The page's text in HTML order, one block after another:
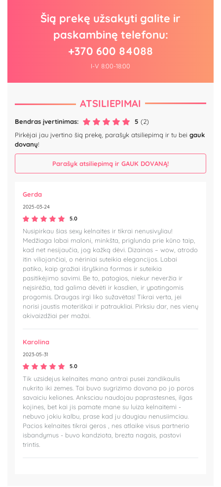
Šią prekę užsakyti galite ir
paskambinę telefonu:
+370 600 84088
I-V 8:00-18:00
ATSILIEPIMAI
Bendras įvertinimas: 5 (2)
Pirkėjai jau įvertino šią prekę, parašyk atsiliepimą ir tu bei gauk
dovanų!
Parašyk atsiliepimą ir GAUK DOVANĄ!
Gerda
2025-03-24
5.0
Nusipirkau šias sexy kelnaites ir tikrai nenusivyliau!
Medžiaga labai maloni, minkšta, priglunda prie kūno taip,
kad net nesijaučia, jog kažką dėvi. Dizainas – wow, atrodo
itin viliojančiai, o nėriniai suteikia elegancijos. Labai
patiko, kaip gražiai išryškina formas ir suteikia
pasitikėjimo savimi. Be to, patogios, niekur neveržia ir
neįsirėžia, tad galima dėvėti ir kasdien, ir ypatingomis
progomis. Draugas irgi liko sužavėtas! Tikrai verta, jei
norisi jaustis moteriškai ir patraukliai. Pirksiu dar, nes vienų
akivaizdžiai per mažai.
Karolina
2023-05-31
5.0
Tik uzsidejus kelnaites mano antrai pusei zandikaulis
nukrito iki zemes. Tai buvo sugrizimo dovana po jo poros
savaiciu keliones. Anksciau naudojau paprastesnes, ilgas
kojines, bet kai jis pamate mane su luiza kelnaitemi -
nebuvo jokiu kalbu, prase kad ju daugiau nenusiimciau.
Pacios kelnaites tikrai geros , nes atlaike visus partnerio
isbandymus - buvo kandziota, brezta nagais, pastovi
trintis.